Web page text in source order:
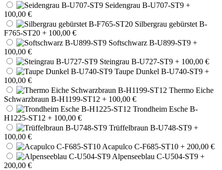
Seidengrau B-U707-ST9 +
100,00 €
Silbergrau gebürstet B-
F765-ST20 + 100,00 €
Softschwarz B-U899-ST9 +
100,00 €
Steingrau B-U727-ST9 + 100,00 €
Taupe Dunkel B-U740-ST9 +
100,00 €
Thermo Eiche
Schwarzbraun B-H1199-ST12 + 100,00 €
Trondheim Esche B-
H1225-ST12 + 100,00 €
Trüffelbraun B-U748-ST9 +
100,00 €
Acapulco C-F685-ST10 + 200,00 €
Alpenseeblau C-U504-ST9 +
200,00 €